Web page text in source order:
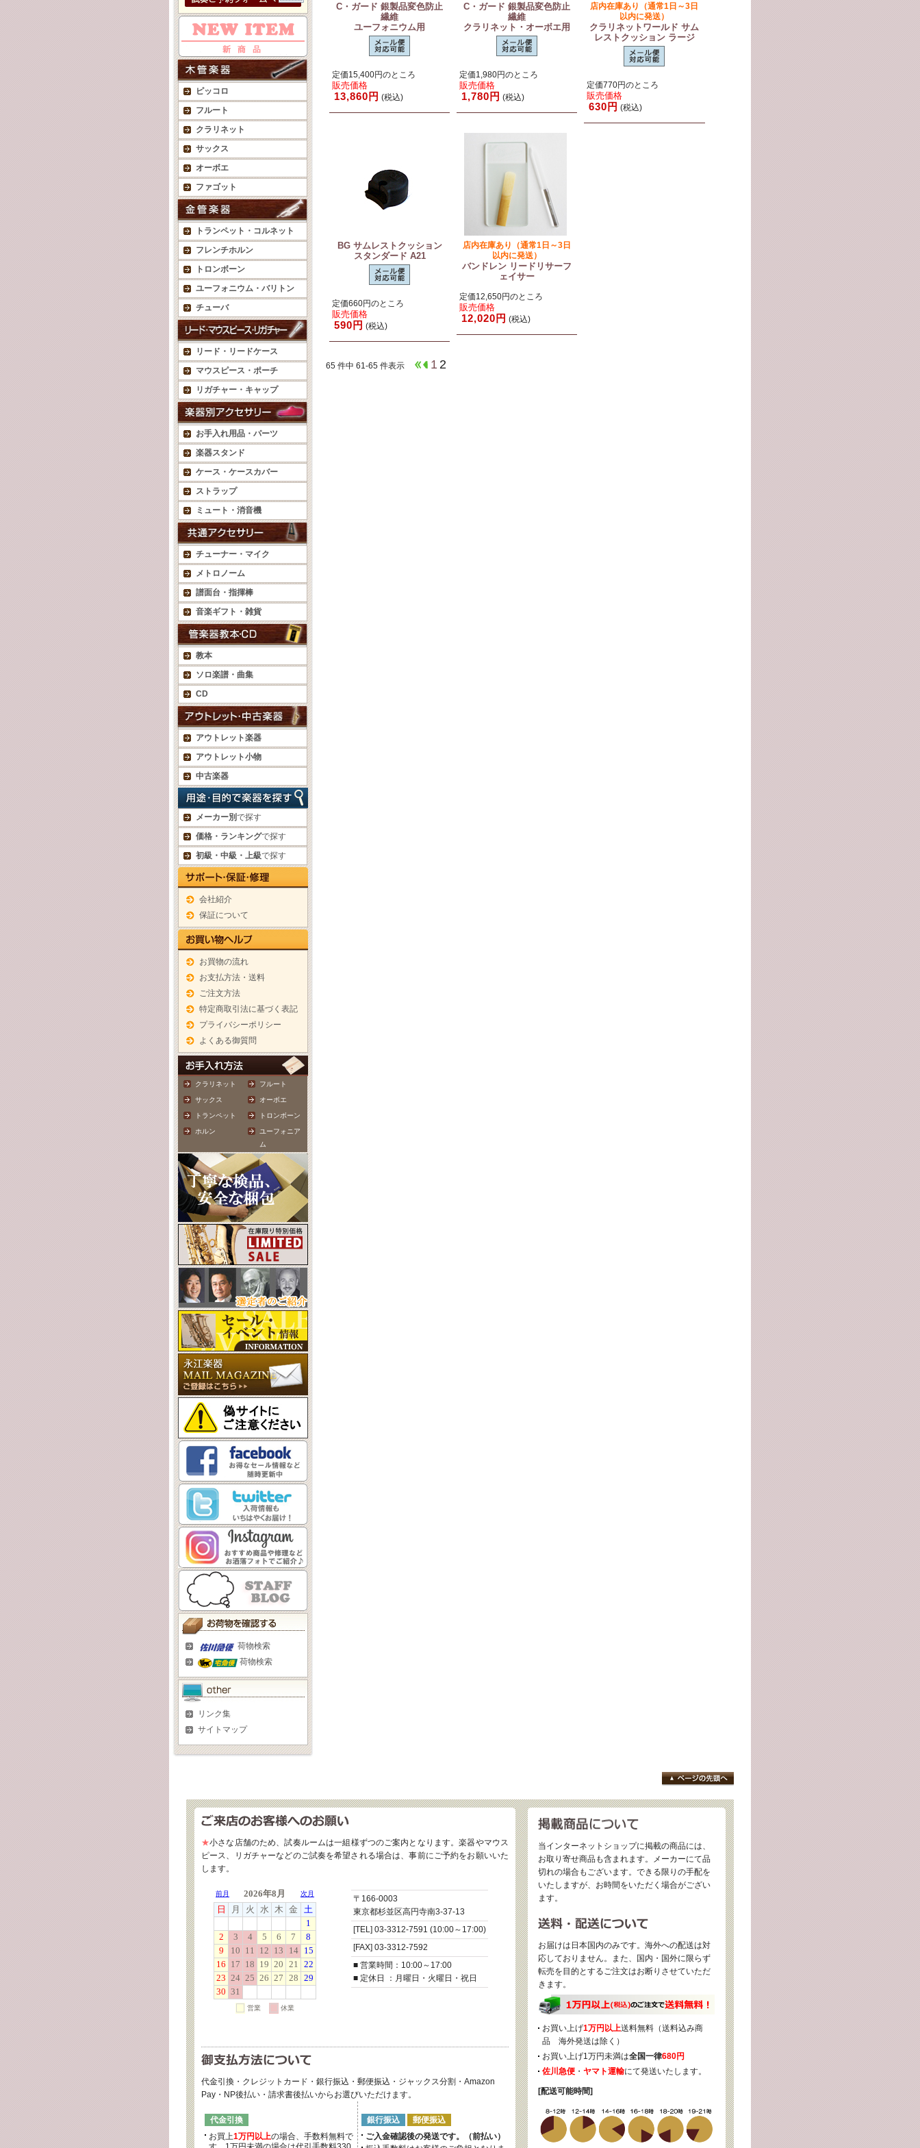
ピッコロ
フルート
クラリネット
サックス
オーボエ
ファゴット
トランペット・コルネット
フレンチホルン
トロンボーン
ユーフォニウム・バリトン
チューバ
リード・リードケース
マウスピース・ポーチ
リガチャー・キャップ
お手入れ用品・パーツ
楽器スタンド
ケース・ケースカバー
ストラップ
ミュート・消音機
チューナー・マイク
メトロノーム
譜面台・指揮棒
音楽ギフト・雑貨
教本
ソロ楽譜・曲集
CD
アウトレット楽器
アウトレット小物
中古楽器
メーカー別で探す
価格・ランキングで探す
初級・中級・上級で探す
会社紹介
保証について
お買物の流れ
お支払方法・送料
ご注文方法
特定商取引法に基づく表記
プライバシーポリシー
よくある御質問
クラリネット フルート
サックス オーボエ
トランペット トロンボーン
ホルン
ユーフォニア
ム
荷物検索
荷物検索
リンク集
サイトマップ
C・ガード 銀製品変色防止
繊維
ユーフォニウム用
定価15,400円のところ
販売価格
13,860円 (税込)
C・ガード 銀製品変色防止
繊維
クラリネット・オーボエ用
定価1,980円のところ
販売価格
1,780円 (税込)
店内在庫あり（通常1日～3日
以内に発送）
クラリネットワールド サム
レストクッション ラージ
定価770円のところ
販売価格
630円 (税込)
BG サムレストクッション
スタンダード A21
定価660円のところ
販売価格
590円 (税込)
店内在庫あり（通常1日～3日
以内に発送）
バンドレン リードリサーフ
ェイサー
定価12,650円のところ
販売価格
12,020円 (税込)
65 件中 61-65 件表示 1 2
★小さな店舗のため、試奏ルームは一組様ずつのご案内となります。楽器やマウス
ピース、リガチャーなどのご試奏を希望される場合は、事前にご予約をお願いいた
します。
〒166-0003
東京都杉並区高円寺南3-37-13
[TEL] 03-3312-7591 (10:00～17:00)
[FAX] 03-3312-7592
■ 営業時間：10:00～17:00
■ 定休日 ：月曜日・火曜日・祝日
代金引換・クレジットカード・銀行振込・郵便振込・ジャックス分割・Amazon
Pay・NP後払い・請求書後払いからお選びいただけます。
代金引換
お買上1万円以上の場合、手数料無料で
銀行振込
郵便振込
ご入金確認後の発送です。（前払い）
当インターネットショップに掲載の商品には、
お取り寄せ商品も含まれます。メーカーにて品
切れの場合もございます。できる限りの手配を
いたしますが、お時間をいただく場合がござい
ます。
お届けは日本国内のみです。海外への配送は対
応しておりません。また、国内・国外に限らず
転売を目的とするご注文はお断りさせていただ
きます。
お買い上げ1万円以上送料無料（送料込み商
品 海外発送は除く）
お買い上げ1万円未満は全国一律680円
佐川急便 ・ ヤマト運輸にて発送いたします。
[配送可能時間]